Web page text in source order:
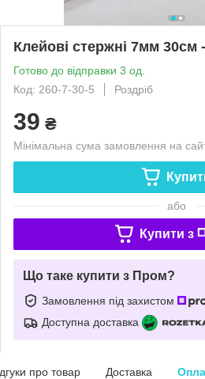
Клейові стержні 7мм 30см
Готово до відправки 3 од.
Код: 260-7-30-5
Роздріб
39 ₴
Мінімальна сума замовлення на
або
Купити з
Що таке купити з Пром?
Замовлення під захистом
Доступна доставка
про товар Доставка